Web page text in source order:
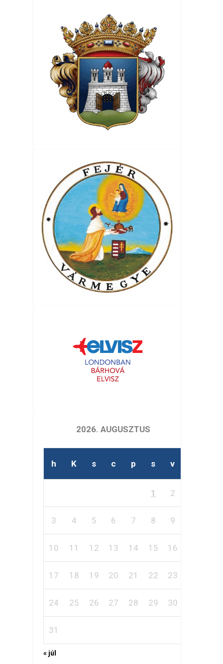
2026. AUGUSZTUS
h K s c p s v
1 2
3 4 5 6 7 8 9
10 11 12 13 14 15 16
17 18 19 20 21 22 23
24 25 26 27 28 29 30
31
« júl